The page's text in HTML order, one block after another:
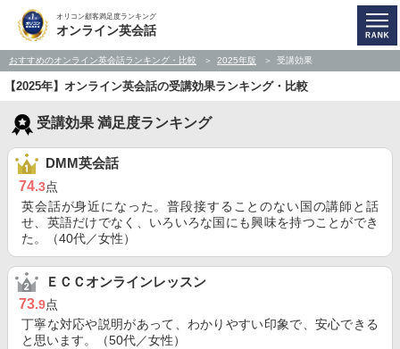
オリコン顧客満足度ランキング
オンライン英会話
おすすめのオンライン英会話ランキング・比較 2025年版 受講効果
【2025年】オンライン英会話の受講効果ランキング・比較
受講効果 満足度ランキング
DMM英会話
74.3点
英会話が身近になった。普段接することのない国の講師と話
せ、英語だけでなく、いろいろな国にも興味を持つことができ
た。（40代／女性）
ＥＣＣオンラインレッスン
73.9点
丁寧な対応や説明があって、わかりやすい印象で、安心できる
と思います。（50代／女性）